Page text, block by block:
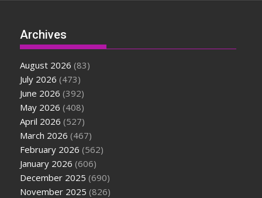
Archives
August 2026 (83)
July 2026 (473)
June 2026 (392)
May 2026 (408)
April 2026 (527)
March 2026 (467)
February 2026 (562)
January 2026 (606)
December 2025 (690)
November 2025 (826)